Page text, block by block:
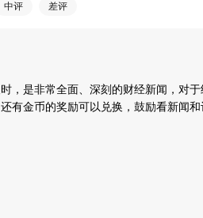
论，为你解析经济时局变化；这里有
师、专家学者入驻，聚焦未来经济形
、股票、理财、债券等信息。
中评 差评
，是非常全面、深刻的财经新闻，对
有金币的奖励可以兑换，鼓励看新闻和